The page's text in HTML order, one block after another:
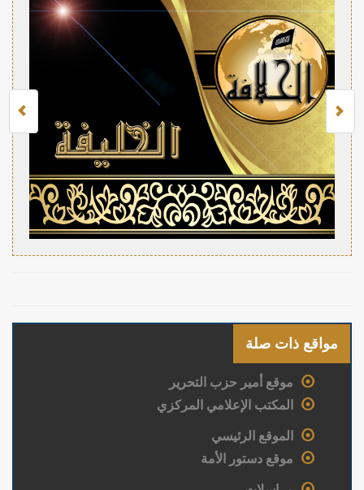
مواقع ذات صلة
موقع أمير حزب التحرير
المكتب الإعلامي المركزي
الموقع الرئيسي
موقع دستور الأمة